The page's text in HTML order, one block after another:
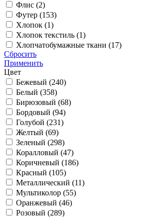
Флис (2)
Футер (153)
Хлопок (1)
Хлопок текстиль (1)
Хлопчатобумажные ткани (17)
Сбросить
Применить
Цвет
Бежевый (240)
Белый (358)
Бирюзовый (68)
Бордовый (94)
Голубой (231)
Желтый (69)
Зеленый (298)
Коралловый (47)
Коричневый (186)
Красный (105)
Металлический (11)
Мультиколор (55)
Оранжевый (46)
Розовый (289)